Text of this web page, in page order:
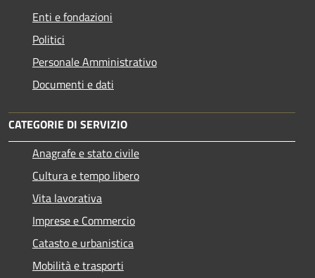
Enti e fondazioni
Politici
Personale Amministrativo
Documenti e dati
CATEGORIE DI SERVIZIO
Anagrafe e stato civile
Cultura e tempo libero
Vita lavorativa
Imprese e Commercio
Catasto e urbanistica
Mobilità e trasporti